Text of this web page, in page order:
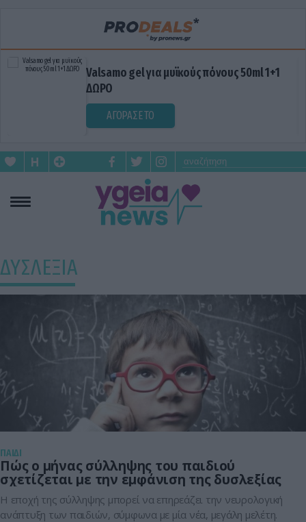
Valsamo gel για μυϊκούς πόνους 50ml 1+1
ΔΩΡΟ
ΑΓΟΡΑΣΕ ΤΟ
ΔΥΣΛΕΞΙΑ
ΠΑΙΔΙ
Πώς ο μήνας σύλληψης του παιδιού
σχετίζεται με την εμφάνιση της δυσλεξίας
Η εποχή της σύλληψης μπορεί να επηρεάζει την νευρολογική
ανάπτυξη των παιδιών, σύμφωνα με μία νέα, μεγάλη μελέτη.